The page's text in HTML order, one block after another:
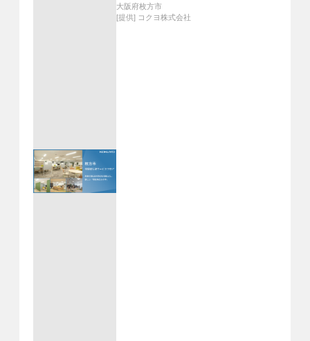
大阪府枚方市
[提供] コクヨ株式会社